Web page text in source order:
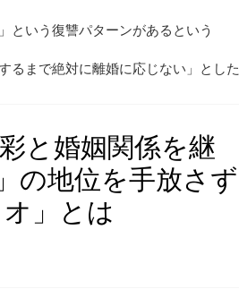
という復讐パターンがあるという
るまで絶対に離婚に応じない」とした
と婚姻関係を継
の地位を手放さず
」とは